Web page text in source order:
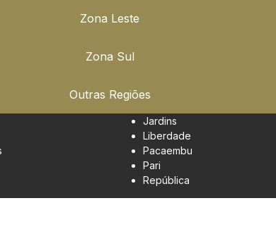
Zona Leste
Zona Sul
Outras Regiões
Jardins
Liberdade
Pacaembu
Pari
República